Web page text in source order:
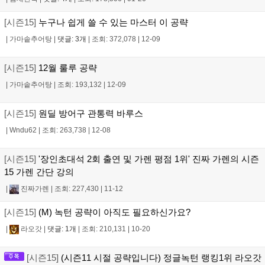
[시즌15] 누구나 쉽게 쓸 수 있는 마스터 이 공략
| 가마솥추어탕 | 댓글: 3개 | 조회: 372,078 | 12-09
[시즌15] 12월 룰루 공략
| 가마솥추어탕 | 조회: 193,132 | 12-09
[시즌15] 원딜 방어구 관통력 바루스
| Wndu62 | 조회: 263,738 | 12-08
[시즌15] '장인초대석 2회 출연 및 가렌 평점 1위' 진짜 가렌의 시즌
15 가렌 간단 강의
| 진짜가렌 | 조회: 227,430 | 11-12
[시즌15] (M) 녹턴 공략이 아직도 필요하신가요?
| 라오갓 | 댓글: 1개 | 조회: 210,131 | 10-20
[시즌15] (시즌11 시절 공략입니다) 정글녹턴 랭킹1위 라오갓